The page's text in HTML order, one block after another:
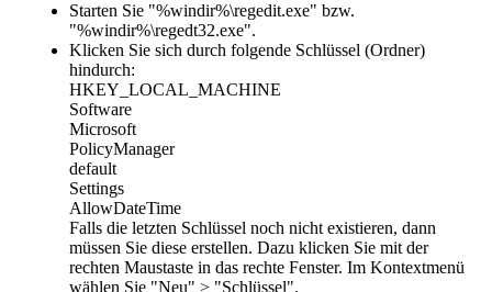
Starten Sie "%windir%\regedit.exe" bzw.
"%windir%\regedt32.exe".
Klicken Sie sich durch folgende Schlüssel (Ordner)
hindurch:
HKEY_LOCAL_MACHINE
Software
Microsoft
PolicyManager
default
Settings
AllowDateTime
Falls die letzten Schlüssel noch nicht existieren, dann
müssen Sie diese erstellen. Dazu klicken Sie mit der
rechten Maustaste in das rechte Fenster. Im Kontextmenü
wählen Sie "Neu" > "Schlüssel".